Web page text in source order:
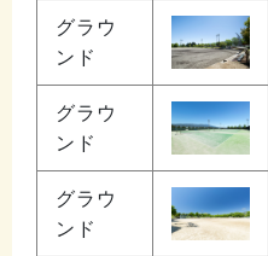
グラウ
ンド
グラウ
ンド
グラウ
ンド